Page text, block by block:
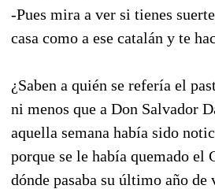
-Pues mira a ver si tienes
casa como a ese catalán y te
¿Saben a quién se refería el
ni menos que a Don Salvador
aquella semana había sido
porque se le había quemado el
dónde pasaba su último año de